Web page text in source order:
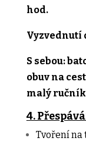
hod.
Vyzvednutí
S sebou:
obuv na
malý
4.
Tvoření na